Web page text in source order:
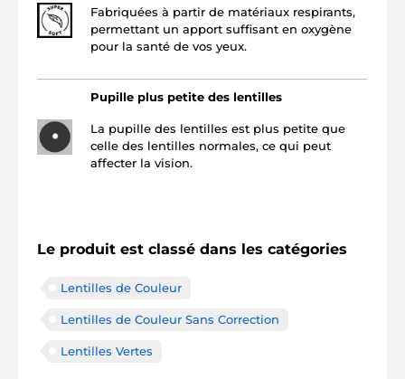
Fabriquées à partir de matériaux respirants,
permettant un apport suffisant en oxygène
pour la santé de vos yeux.
Pupille plus petite des lentilles
La pupille des lentilles est plus petite que
celle des lentilles normales, ce qui peut
affecter la vision.
Le produit est classé dans les catégories
Lentilles de Couleur
Lentilles de Couleur Sans Correction
Lentilles Vertes